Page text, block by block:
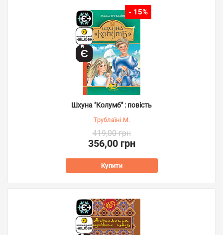
- 15%
Шхуна "Колумб" : повість
Трублаїні М.
419,00 грн
356,00 грн
Купити